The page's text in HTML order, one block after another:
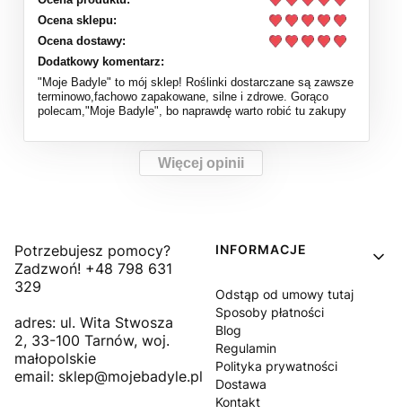
Ocena sklepu:
Ocena dostawy:
Dodatkowy komentarz:
"Moje Badyle" to mój sklep! Roślinki dostarczane są zawsze
terminowo,fachowo zapakowane, silne i zdrowe. Gorąco
polecam,"Moje Badyle", bo naprawdę warto robić tu zakupy
Więcej opinii
Potrzebujesz pomocy?
Zadzwoń! +48 798 631
329
adres: ul. Wita Stwosza
2, 33-100 Tarnów, woj.
małopolskie
email: sklep@mojebadyle.pl
Linki w stopce
INFORMACJE
Odstąp od umowy tutaj
Sposoby płatności
Blog
Regulamin
Polityka prywatności
Dostawa
Kontakt